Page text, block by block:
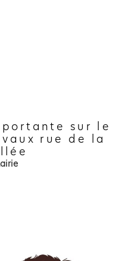
sur le
rue de la